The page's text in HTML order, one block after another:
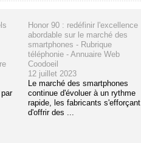
Honor 90 : redéfinir l'excellence
abordable sur le marché des
smartphones - Rubrique
téléphonie - Annuaire Web
Coodoeil
12 juillet 2023
Le marché des smartphones
continue d'évoluer à un rythme
rapide, les fabricants s'efforçant
d'offrir des ...